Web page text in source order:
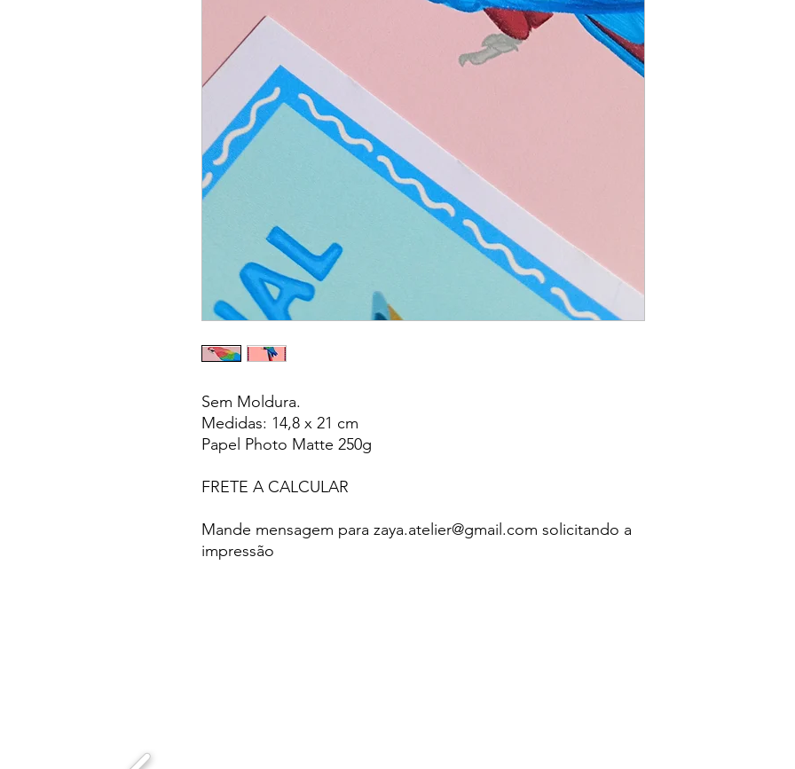
Sem Moldura.
Medidas: 14,8 x 21 cm
Papel Photo Matte 250g
FRETE A CALCULAR
Mande mensagem para zaya.atelier@gmail.com solicitando a
impressão